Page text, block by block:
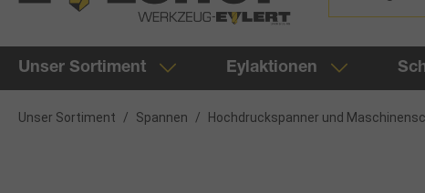
Unser Sortiment Eylaktionen
Unser Sortiment / Spannen / Hochdruckspanner und